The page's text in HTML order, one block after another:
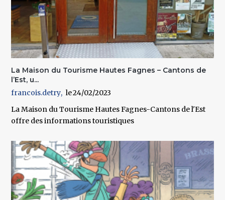
La Maison du Tourisme Hautes Fagnes – Cantons de
l’Est, u...
francois.detry
24/02/2023
La Maison du Tourisme Hautes Fagnes-Cantons de l'Est
offre des informations touristiques